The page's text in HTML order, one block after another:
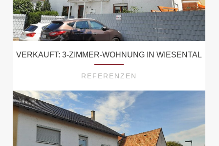
VERKAUFT: 3-ZIMMER-WOHNUNG IN WIESENTAL
REFERENZEN